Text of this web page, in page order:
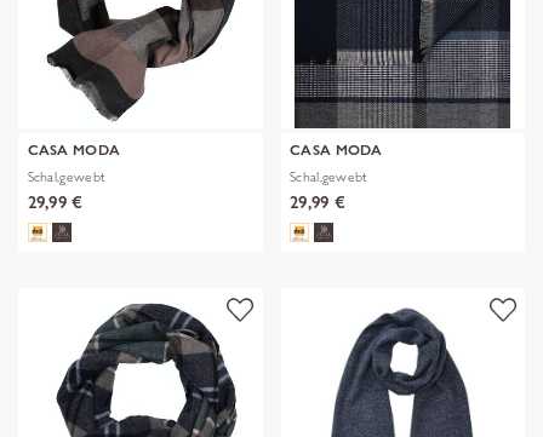
CASA MODA
Schal,gewebt
29,99 €
CASA MODA
Schal,gewebt
29,99 €